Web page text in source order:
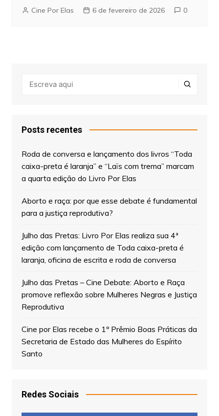
Cine Por Elas 6 de fevereiro de 2026 0
Posts recentes
Roda de conversa e lançamento dos livros “Toda
caixa-preta é laranja” e “Laïs com trema” marcam
a quarta edição do Livro Por Elas
Aborto e raça: por que esse debate é fundamental
para a justiça reprodutiva?
Julho das Pretas: Livro Por Elas realiza sua 4ª
edição com lançamento de Toda caixa-preta é
laranja, oficina de escrita e roda de conversa
Julho das Pretas – Cine Debate: Aborto e Raça
promove reflexão sobre Mulheres Negras e Justiça
Reprodutiva
Cine por Elas recebe o 1º Prêmio Boas Práticas da
Secretaria de Estado das Mulheres do Espírito
Santo
Redes Sociais